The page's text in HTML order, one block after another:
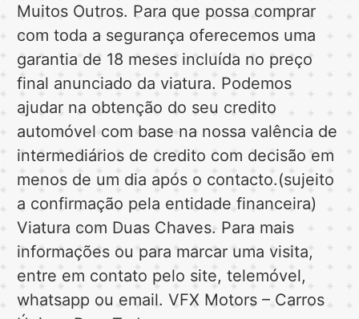
Muitos Outros. Para que possa comprar
com toda a segurança oferecemos uma
garantia de 18 meses incluída no preço
final anunciado da viatura. Podemos
ajudar na obtenção do seu credito
automóvel com base na nossa valência de
intermediários de credito com decisão em
menos de um dia após o contacto.(sujeito
a confirmação pela entidade financeira)
Viatura com Duas Chaves. Para mais
informações ou para marcar uma visita,
entre em contato pelo site, telemóvel,
whatsapp ou email. VFX Motors – Carros